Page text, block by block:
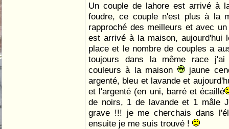
Un couple de lahore est arrivé à
foudre, ce couple n'est plus à la
rapproché des meilleurs et avec
est arrivé à la maison, aujourd'hui
place et le nombre de couples a
toujours dans la même race
couleurs à la maison
jaune
argenté, bleu et lavande et
et l'argenté (en uni, barré et écaillé
de noirs, 1 de lavande et 1 mâle
grave !!! je me cherchais dans
ensuite je me suis trouvé !